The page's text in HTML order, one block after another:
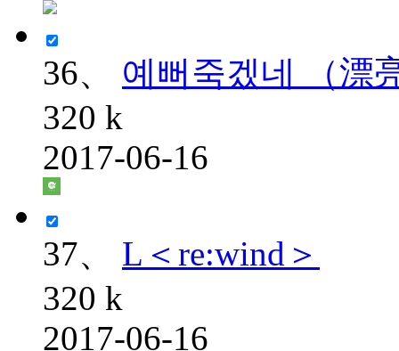
36、
예뻐죽겠네 （漂
320 k
2017-06-16
37、
L＜re:wind＞
320 k
2017-06-16